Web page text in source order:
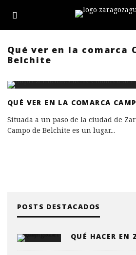
Qué ver en la comarca
Belchite
QUÉ VER EN LA COMARCA
Situada a un paso de la ciudad de
Campo de Belchite es un lugar...
POSTS DESTACADOS
QUÉ HACER EN